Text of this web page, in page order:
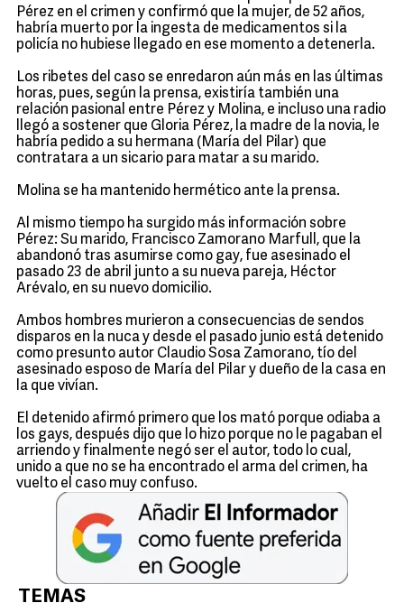
Pérez en el crimen y confirmó que la mujer, de 52 años,
habría muerto por la ingesta de medicamentos si la
policía no hubiese llegado en ese momento a detenerla.
Los ribetes del caso se enredaron aún más en las últimas
horas, pues, según la prensa, existiría también una
relación pasional entre Pérez y Molina, e incluso una radio
llegó a sostener que Gloria Pérez, la madre de la novia, le
habría pedido a su hermana (María del Pilar) que
contratara a un sicario para matar a su marido.
Molina se ha mantenido hermético ante la prensa.
Al mismo tiempo ha surgido más información sobre
Pérez: Su marido, Francisco Zamorano Marfull, que la
abandonó tras asumirse como gay, fue asesinado el
pasado 23 de abril junto a su nueva pareja, Héctor
Arévalo, en su nuevo domicilio.
Ambos hombres murieron a consecuencias de sendos
disparos en la nuca y desde el pasado junio está detenido
como presunto autor Claudio Sosa Zamorano, tío del
asesinado esposo de María del Pilar y dueño de la casa en
la que vivían.
El detenido afirmó primero que los mató porque odiaba a
los gays, después dijo que lo hizo porque no le pagaban el
arriendo y finalmente negó ser el autor, todo lo cual,
unido a que no se ha encontrado el arma del crimen, ha
vuelto el caso muy confuso.
TEMAS